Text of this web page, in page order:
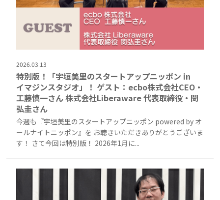
2026.03.13
特別版！「宇垣美里のスタートアップニッポン in
イマジンスタジオ」！ ゲスト：ecbo株式会社CEO・
工藤慎一さん 株式会社Liberaware 代表取締役・閔
弘圭さん
今週も『宇垣美里のスタートアップニッポン powered by オ
ールナイトニッポン』を お聴きいただきありがとうございま
す！ さて今回は特別版！ 2026年1月に...